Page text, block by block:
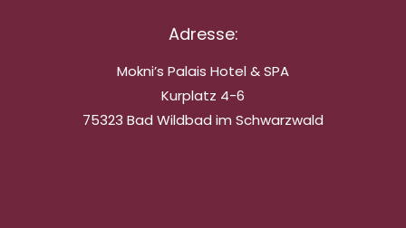
Adresse:
Mokni’s Palais Hotel & SPA
Kurplatz 4-6
75323 Bad Wildbad im Schwarzwald